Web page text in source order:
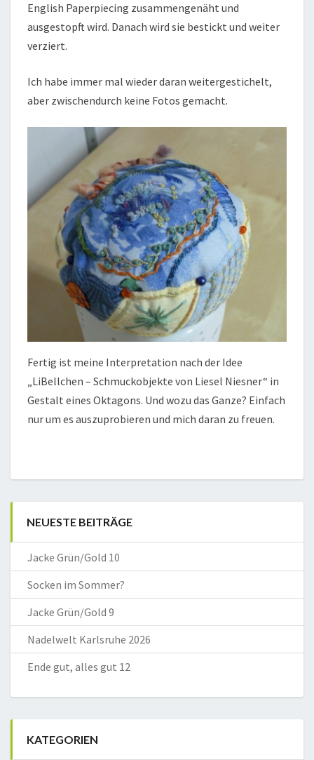
English Paperpiecing zusammengenäht und
ausgestopft wird. Danach wird sie bestickt und weiter
verziert.
Ich habe immer mal wieder daran weitergestichelt,
aber zwischendurch keine Fotos gemacht.
Fertig ist meine Interpretation nach der Idee
„LiBellchen – Schmuckobjekte von Liesel Niesner“ in
Gestalt eines Oktagons. Und wozu das Ganze? Einfach
nur um es auszuprobieren und mich daran zu freuen.
NEUESTE BEITRÄGE
Jacke Grün/Gold 10
Socken im Sommer?
Jacke Grün/Gold 9
Nadelwelt Karlsruhe 2026
Ende gut, alles gut 12
KATEGORIEN